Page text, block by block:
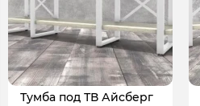
Тумба под ТВ Айсберг